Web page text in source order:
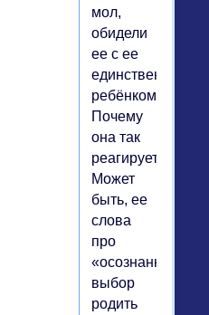
мол,
обидели
ее с ее
единственным
ребёнком.
Почему
она так
реагирует?
Может
быть, ее
слова
про
«осознанный
выбор
родить